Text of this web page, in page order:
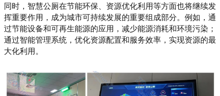
同时，智慧公厕在节能环保、资源优化利用等方面也将继续发
挥重要作用，成为城市可持续发展的重要组成部分。例如，通
过节能设备和可再生能源的应用，减少能源消耗和环境污染；
通过智能管理系统，优化资源配置和服务效率，实现资源的最
大化利用。